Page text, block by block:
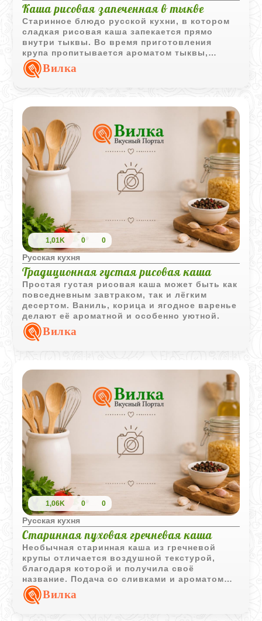
Каша рисовая запеченная в тыкве
Старинное блюдо русской кухни, в котором
сладкая рисовая каша запекается прямо
внутри тыквы. Во время приготовления
крупа пропитывается ароматом тыквы,
изюма и корицы, а подача получается
особенно эффектной.
Вилка
1,01K 0 0
Русская кухня
Традиционная густая рисовая каша
Простая густая рисовая каша может быть как
повседневным завтраком, так и лёгким
десертом. Ваниль, корица и ягодное варенье
делают её ароматной и особенно уютной.
Вилка
1,06K 0 0
Русская кухня
Старинная пуховая гречневая каша
Необычная старинная каша из гречневой
крупы отличается воздушной текстурой,
благодаря которой и получила своё
название. Подача со сливками и ароматом
ванили или корицы делает её особенно
интересной.
Вилка